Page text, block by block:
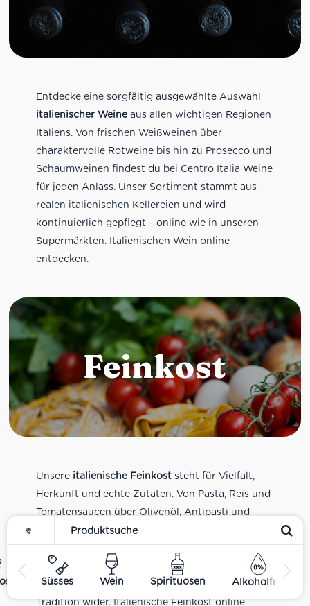
Süsses Wein Spirituosen Alkoholfrei
Entdecke eine sorgfältig ausgewählte Auswahl
italienischer Weineaus allen wichtigen Regionen
Italiens. Von frischen Weißweinen über
charaktervolle Rotweine bis hin zu Prosecco und
Schaumweinen findest du bei Centro Italia Weine
für jeden Anlass. Unser Sortiment stammt aus
realen italienischen Kellereien und wird
kontinuierlich gepflegt – online wie in unseren
Supermärkten. Italienischen Wein online
entdecken.
Feinkost
Unsere italienische Feinkoststeht für Vielfalt,
Herkunft und echte Zutaten. Von Pasta, Reis und
Tomatensaucen über Olivenöl, Antipasti und
Pesto bis zu Balsamico und Spezialitäten aus
verschiedenen Regionen Italiens. Alle Produkte
sind Teil unseres realen Supermarkt-Sortiments
und spiegeln italienische Alltagsküche und
Tradition wider. Italienische Feinkost online